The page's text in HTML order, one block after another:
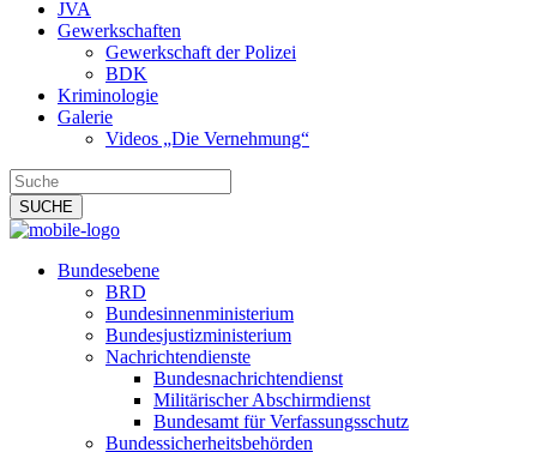
JVA
Gewerkschaften
Gewerkschaft der Polizei
BDK
Kriminologie
Galerie
Videos „Die Vernehmung“
Bundesebene
BRD
Bundesinnenministerium
Bundesjustizministerium
Nachrichtendienste
Bundesnachrichtendienst
Militärischer Abschirmdienst
Bundesamt für Verfassungsschutz
Bundessicherheitsbehörden